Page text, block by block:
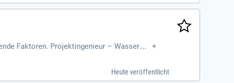
Faktoren. Projektingenieur – Wasserwir
+
Heute veröffentlicht